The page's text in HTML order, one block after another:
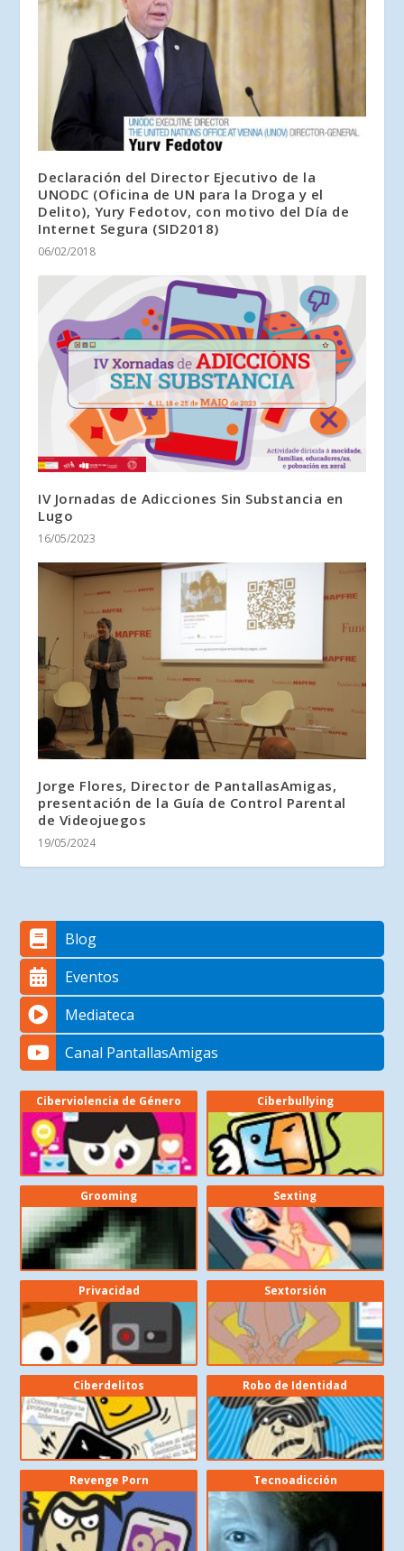
Declaración del Director Ejecutivo de la
UNODC (Oficina de UN para la Droga y el
Delito), Yury Fedotov, con motivo del Día de
Internet Segura (SID2018)
06/02/2018
IV Jornadas de Adicciones Sin Substancia en
Lugo
16/05/2023
Jorge Flores, Director de PantallasAmigas,
presentación de la Guía de Control Parental
de Videojuegos
19/05/2024
Blog
Eventos
Mediateca
Canal PantallasAmigas
Ciberviolencia de Género Ciberbullying
Grooming Sexting
Privacidad Sextorsión
Ciberdelitos Robo de Identidad
Revenge Porn Tecnoadicción